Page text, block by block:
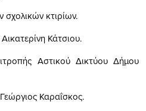
κτιρίων.
Κάτσιου.
Αστικού Δικτύου Δήμου
Καραΐσκος.